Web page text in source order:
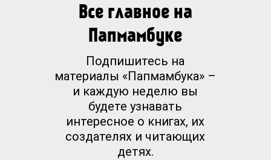
Все главное на
Папмамбуке
Подпишитесь на
материалы «Папмамбука» –
и каждую неделю вы
будете узнавать
интересное о книгах, их
создателях и читающих
детях.